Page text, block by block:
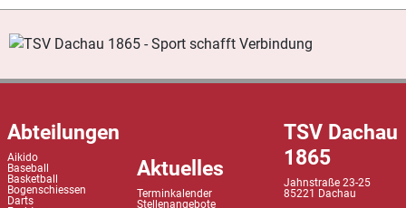
Abteilungen
Aikido
Baseball
Basketball
Bogenschiessen
Darts
Aktuelles
Terminkalender
Stellenangebote
TSV Dachau
1865
Jahnstraße 23-25
85221 Dachau